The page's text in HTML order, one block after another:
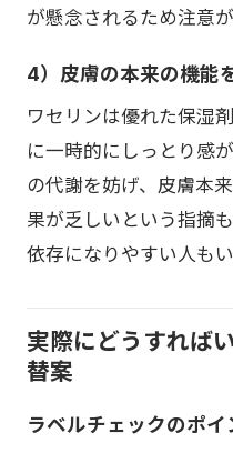
が懸念されるため注意が
4）皮膚の本来の機能
ワセリンは優れた保湿
に一時的にしっとり感
の代謝を妨げ、皮膚本
果が乏しいという指摘
依存になりやすい人もい
実際にどうすれば
替案
ラベルチェックのポイ